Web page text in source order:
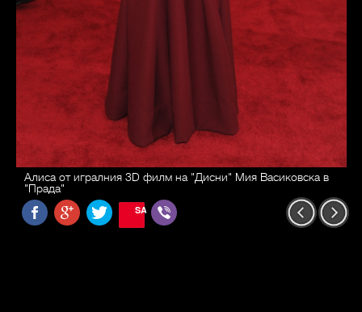
Алиса от игралния 3D филм на "Дисни" Мия Васиковска в
"Прада"
SAVE